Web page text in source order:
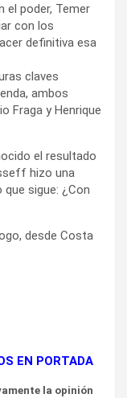
el poder, Temer
con los
definitiva esa
claves
ambos
Fraga y Henrique
el resultado
hizo una
sigue: ¿Con
desde Costa
EN PORTADA
la opinión